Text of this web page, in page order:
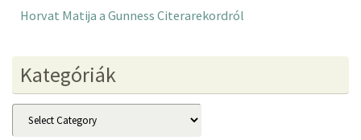
Horvat Matija a Gunness Citerarekordról
Kategóriák
Kategóriák